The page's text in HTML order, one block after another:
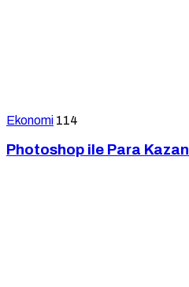
Ekonomi 114
Photoshop ile Para